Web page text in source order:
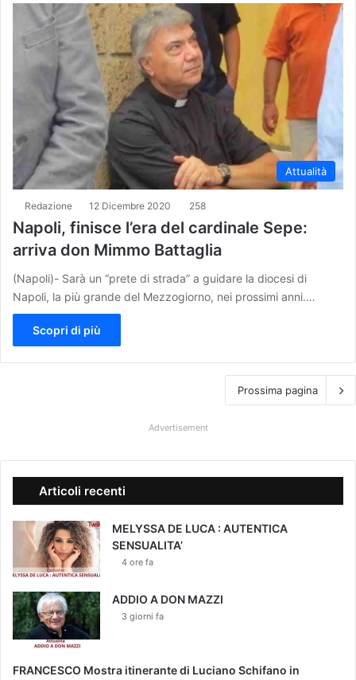
Attualità
Redazione 12 Dicembre 2020 258
Napoli, finisce l’era del cardinale Sepe:
arriva don Mimmo Battaglia
(Napoli)- Sarà un “prete di strada” a guidare la diocesi di
Napoli, la più grande del Mezzogiorno, nei prossimi anni.…
Scopri di più
Prossima pagina
Advertisement
Articoli recenti
MELYSSA DE LUCA : AUTENTICA
SENSUALITA’
4 ore fa
ADDIO A DON MAZZI
3 giorni fa
FRANCESCO Mostra itinerante di Luciano Schifano in